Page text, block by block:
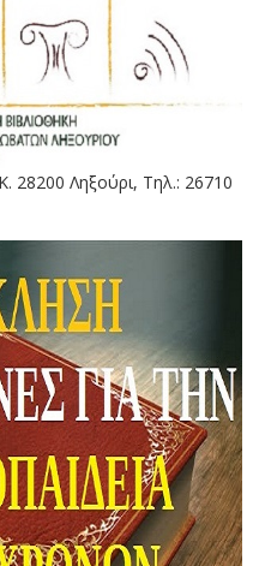
28200 Ληξούρι, Τηλ.: 26710